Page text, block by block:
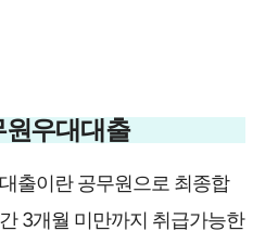
우대대출
출이란 공무원으로 최종합
3개월 미만까지 취급가능한